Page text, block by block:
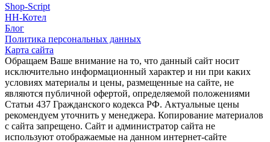
Shop-Script
НН-Котел
Блог
Политика персональных данных
Карта сайта
Обращаем Ваше внимание на то, что данный сайт носит
исключительно информационный характер и ни при каких
условиях материалы и цены, размещенные на сайте, не
являются публичной офертой, определяемой положениями
Статьи 437 Гражданского кодекса РФ. Актуальные цены
рекомендуем уточнить у менеджера. Копирование материалов
с сайта запрещено. Сайт и администратор сайта не
используют отображаемые на данном интернет-сайте